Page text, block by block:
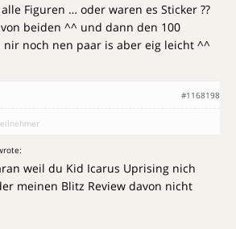
Figuren … oder waren es Sticker ??
beiden ^^ und dann den 100
noch nen paar is aber eig leicht ^^
#1168198
weil du Kid Icarus Uprising nich
meinen Blitz Review davon nicht